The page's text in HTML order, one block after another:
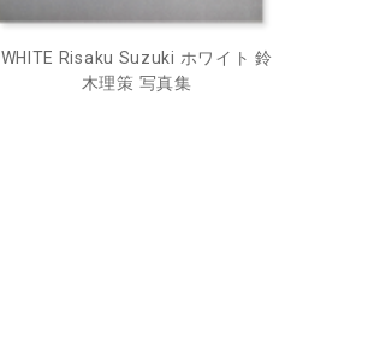
WHITE Risaku Suzuki ホワイト 鈴
木理策 写真集